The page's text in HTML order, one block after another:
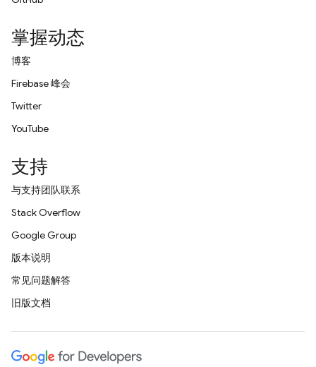
掌握动态
博客
Firebase 峰会
Twitter
YouTube
支持
与支持团队联系
Stack Overflow
Google Group
版本说明
常见问题解答
旧版文档